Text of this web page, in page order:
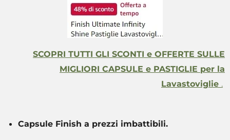
SCOPRI TUTTI GLI SCONTI e OFFERTE SULLE
MIGLIORI CAPSULE e PASTIGLIE per la
Lavastoviglie .
Capsule Finish a prezzi imbattibili.